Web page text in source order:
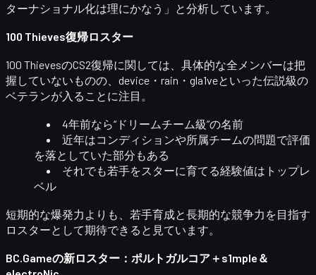
ターナショナル化は理にかなう」と分析しています。
100 Thieves復帰ロスター
100 ThievesのCS2復帰に関しては、具体的な全メンバーは把
握していないものの、 device・rain・gla1veといった伝説級の
ベテランが入ることに注目。
4年前なら“ドリームチーム級”の名前
近年はコンディションや所属チームの問題で評価
を落としていた部分もある
それでも若手をスターに育てる経験値はトップレ
ベル
短期的な爆発力よりも、若手育成と長期的な競争力を目指す
ロスターとして期待できると見ています。
BC.Gameの新ロスター：ポルトガルコア＋s1mple＆